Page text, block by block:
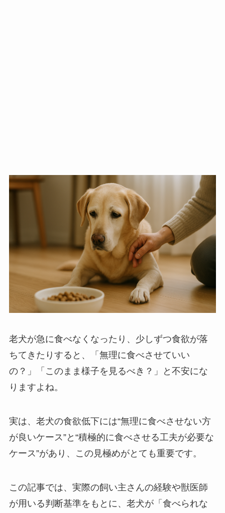
老犬が急に食べなくなったり、少しずつ食欲が落
ちてきたりすると、「無理に食べさせていい
の？」「このまま様子を見るべき？」と不安にな
りますよね。
実は、老犬の食欲低下には“無理に食べさせない方
が良いケース”と“積極的に食べさせる工夫が必要な
ケース”があり、この見極めがとても重要です。
この記事では、実際の飼い主さんの経験や獣医師
が用いる判断基準をもとに、老犬が「食べられな